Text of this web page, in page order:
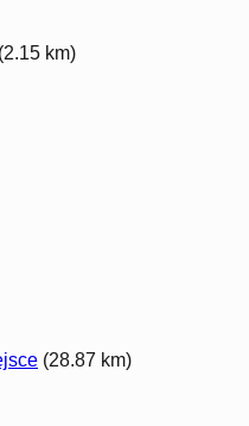
(2.15 km)
(28.87 km)